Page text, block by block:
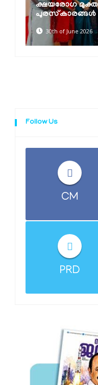
ക്ഷയരോഗ
പുരസ്‌കാരങ്ങൾ
30th of June 2026
Follow Us
CM
PRD